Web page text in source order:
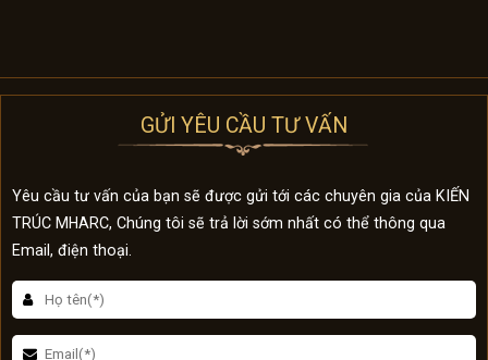
GỬI YÊU CẦU TƯ VẤN
Yêu cầu tư vấn của bạn sẽ được gửi tới các chuyên gia của KIẾN
TRÚC MHARC, Chúng tôi sẽ trả lời sớm nhất có thể thông qua
Email, điện thoại.